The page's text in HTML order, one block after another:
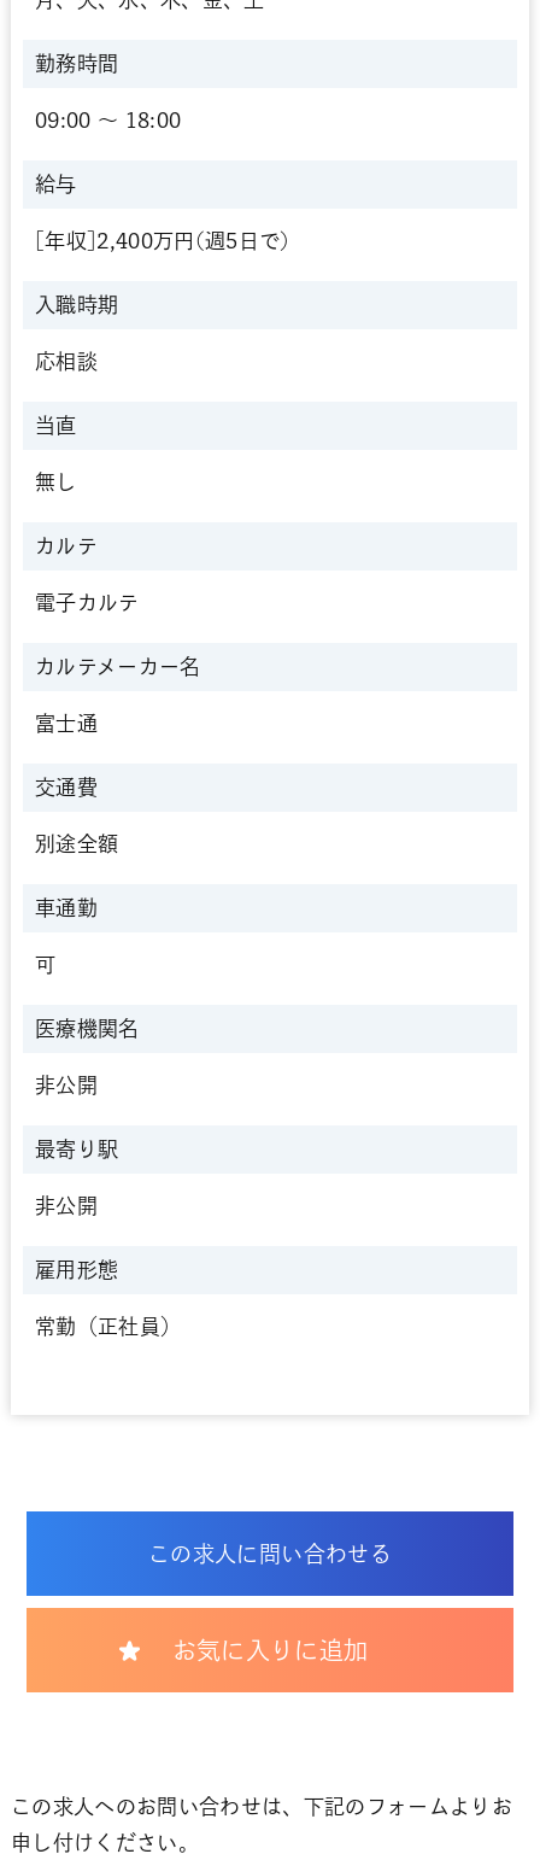
勤務時間
09:00 〜 18:00
給与
[年収]2,400万円(週5日で)
入職時期
応相談
当直
無し
カルテ
電子カルテ
カルテメーカー名
富士通
交通費
別途全額
車通勤
可
医療機関名
非公開
最寄り駅
非公開
雇用形態
常勤（正社員）
この求人に問い合わせる
お気に入りに追加
この求人へのお問い合わせは、下記のフォームよりお
申し付けください。